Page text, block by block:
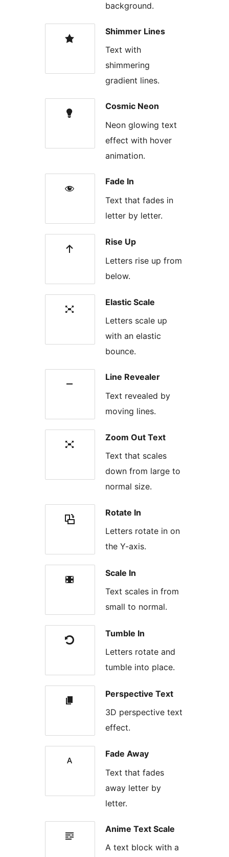
background.
Shimmer Lines
Text with
shimmering
gradient lines.
Cosmic Neon
Neon glowing text
effect with hover
animation.
Fade In
Text that fades in
letter by letter.
Rise Up
Letters rise up from
below.
Elastic Scale
Letters scale up
with an elastic
bounce.
Line Revealer
Text revealed by
moving lines.
Zoom Out Text
Text that scales
down from large to
normal size.
Rotate In
Letters rotate in on
the Y-axis.
Scale In
Text scales in from
small to normal.
Tumble In
Letters rotate and
tumble into place.
Perspective Text
3D perspective text
effect.
Fade Away
Text that fades
away letter by
letter.
Anime Text Scale
A text block with a